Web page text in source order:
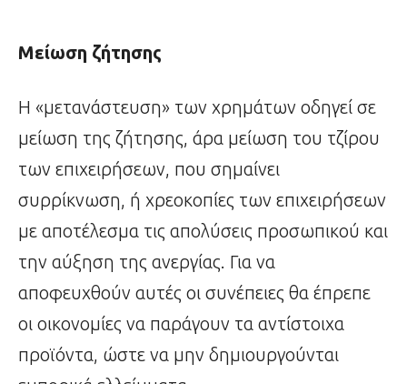
Μείωση ζήτησης
Η «μετανάστευση» των χρημάτων οδηγεί σε
μείωση της ζήτησης, άρα μείωση του τζίρου
των επιχειρήσεων, που σημαίνει
συρρίκνωση, ή χρεοκοπίες των επιχειρήσεων
με αποτέλεσμα τις απολύσεις προσωπικού και
την αύξηση της ανεργίας. Για να
αποφευχθούν αυτές οι συνέπειες θα έπρεπε
οι οικονομίες να παράγουν τα αντίστοιχα
προϊόντα, ώστε να μην δημιουργούνται